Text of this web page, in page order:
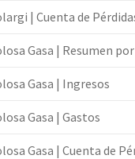
| Cuenta de
Gasa | Resumen
Gasa | Ingresos
Gasa | Gastos
Gasa | Cuenta de